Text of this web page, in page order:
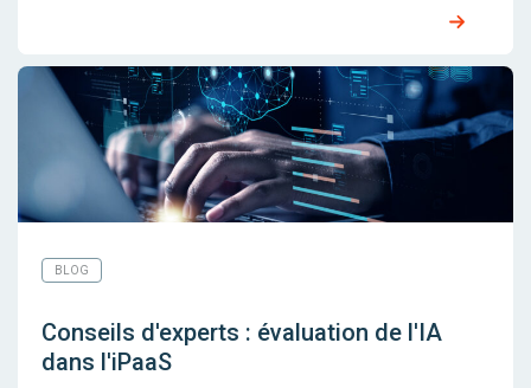
BLOG
Conseils d'experts : évaluation de l'IA
dans l'iPaaS